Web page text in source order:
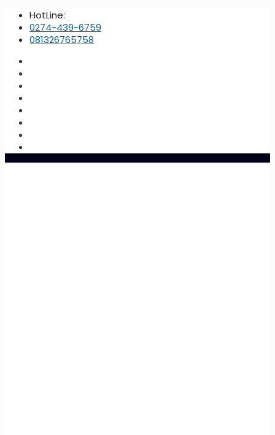
HotLine:
0274-439-6759
081326765758